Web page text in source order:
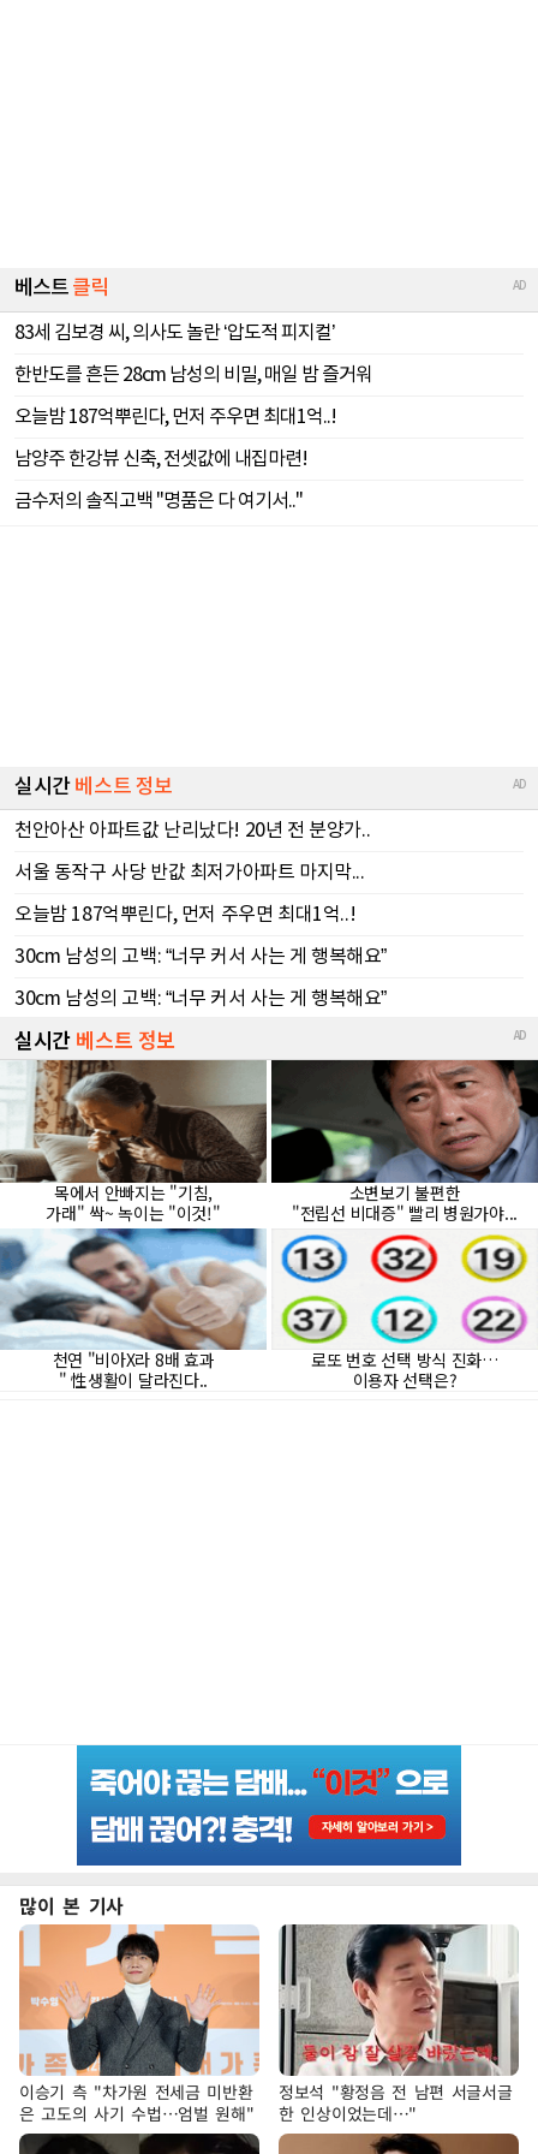
많이 본 기사
이승기 측 "차가원 전세금 미반환
은 고도의 사기 수법…엄벌 원해"
정보석 "황정음 전 남편 서글서글
한 인상이었는데…"